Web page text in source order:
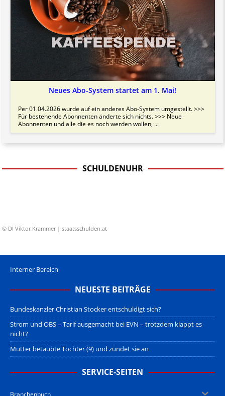
Neues Abo-System startet am 1. Mai!
Per 01.04.2026 wurde auf ein anderes Abo-System umgestellt. >>>
Für bestehende Abonnenten änderte sich nichts. >>> Neue
Abonnenten und alle die es noch werden wollen, ...
SCHULDENUHR
© DI Viktor Krammer | staatsschulden.at
Interner Bereich
NEUESTE BEITRÄGE
Bundeskanzler Christian Stocker entschuldigt sich?
Strom und OBS – Tarif ausgemacht bei EVN – trotzdem klappt es
nicht?
Mutter betäubte Tochter (9) und zündet sie an
SERVICE-SEITEN